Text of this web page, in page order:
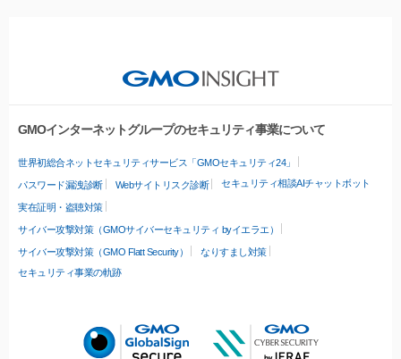
GMOインターネットグループのセキュリティ事業について
世界初総合ネットセキュリティサービス「GMOセキュリティ24」
パスワード漏洩診断 Webサイトリスク診断 セキュリティ相談AIチャットボット
実在証明・盗聴対策
サイバー攻撃対策（GMOサイバーセキュリティ byイエラエ）
サイバー攻撃対策（GMO Flatt Security）
なりすまし対策
セキュリティ事業の軌跡